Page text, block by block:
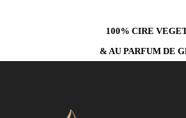
100% CIRE
& AU PARFUM DE